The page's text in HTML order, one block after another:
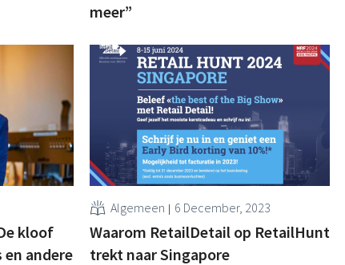
meer”
kloof
en andere
Algemeen 6 December, 2023
Waarom RetailDetail op RetailHunt
trekt naar Singapore